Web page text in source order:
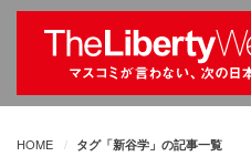
HOME タグ「新谷学」の記事一覧